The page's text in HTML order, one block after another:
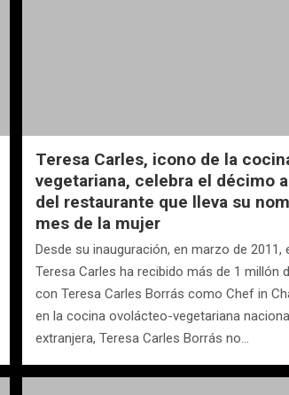
Teresa Carles, icono de la
vegetariana, celebra el décimo
del restaurante que lleva su
mes de la mujer
Desde su inauguración, en marzo de 2011,
Teresa Carles ha recibido más de 1 millón
con Teresa Carles Borrás como Chef in
en la cocina ovolácteo-vegetariana
extranjera, Teresa Carles Borrás no…